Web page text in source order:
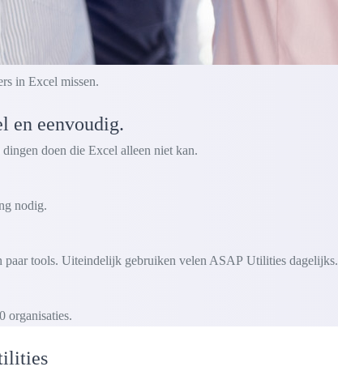
in Excel missen.
en eenvoudig.
doen die Excel alleen niet kan.
nodig.
paar tools. Uiteindelijk gebruiken velen ASAP Utilities dagelijks.
organisaties.